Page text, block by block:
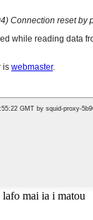
mai ia i matou